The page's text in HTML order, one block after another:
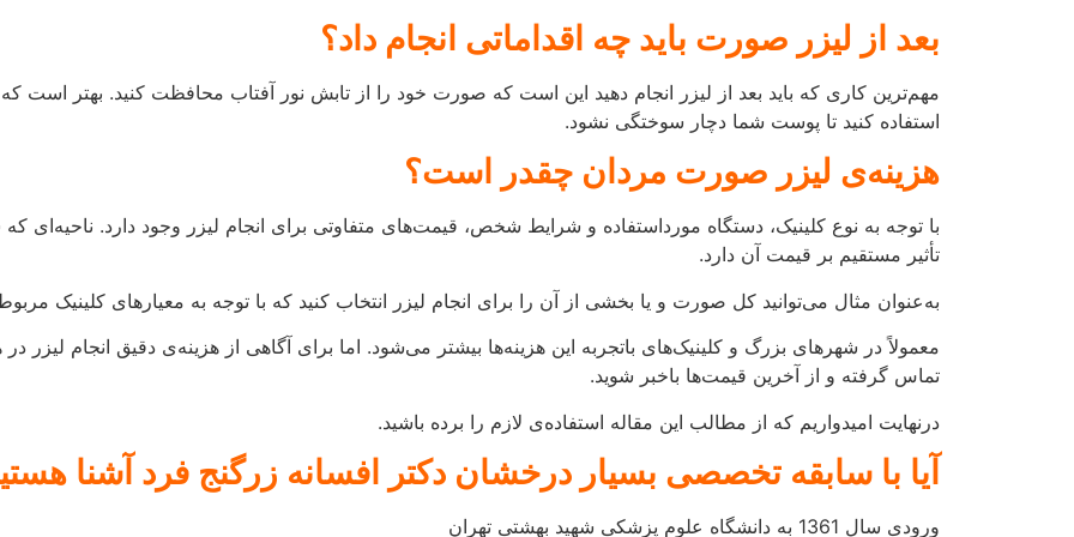
درنهایت امیدواریم که از مطالب این مقاله استفاده‌ی لازم را برده باشید.
آیا با سابقه تخصصی بسیار درخشان دکتر افسانه زرگنج فرد آشنا
سابقه در هیئت علمی در دانشگاه علوم پزشکی اراک
تجربه موفق در زمینه بیماری های زنان , زایمان , نازایی و رفع مشکلات جنسی از جملهواژینیسموس
سابقه کار در زمینه : لیزر موهای زائد, تزریق ژل, بوتاکس صورت , کاشت نخ از سال 86
سابقه کار در زمینه زیبایی های زنان با لیزر مونالیزا از سال 94
لابیاپلاستی
برطرف نمودن خشکی واژن